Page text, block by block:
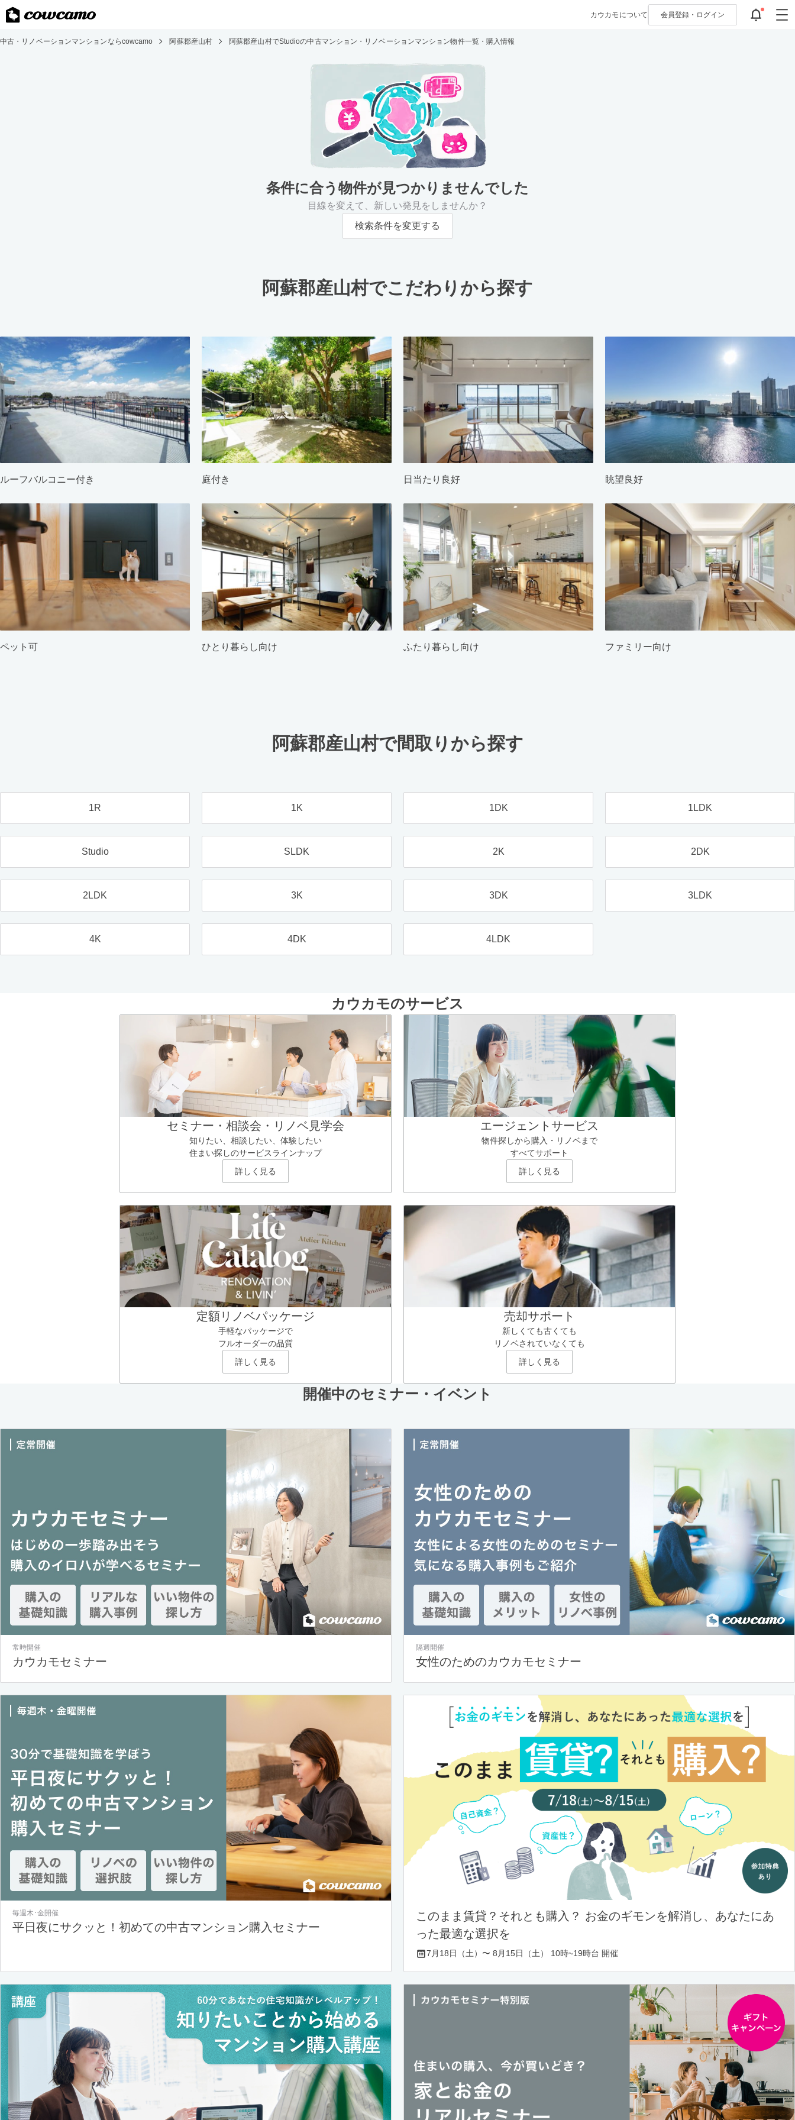
カウカモについて 会員登録・ ログイン
中古・リノベーションマンションならcowcamo 阿蘇郡産山村 阿蘇郡産山村でStudioの中古マンション・リノベーションマンション物件一覧・購入情報
条件に合う物件が見つかりませんでした
目線を変えて、新しい発見をしませんか？
検索条件を変更する
阿蘇郡産山村でこだわりから探す
ルーフバルコニー付き 庭付き 日当たり良好 眺望良好
ペット可 ひとり暮らし向け ふたり暮らし向け ファミリー向け
阿蘇郡産山村で間取りから探す
1R 1K 1DK 1LDK
Studio SLDK 2K 2DK
2LDK 3K 3DK 3LDK
4K 4DK 4LDK
カウカモのサービス
セミナー・相談会・リノベ見学会
知りたい、相談したい、体験したい
住まい探しのサービスラインナップ
詳しく見る
エージェントサービス
物件探しから購入・リノベまで
すべてサポート
詳しく見る
定額リノベパッケージ
手軽なパッケージで
フルオーダーの品質
詳しく見る
売却サポート
新しくても古くても
リノベされていなくても
詳しく見る
開催中のセミナー・イベント
常時開催
カウカモセミナー
隔週開催
女性のためのカウカモセミナー
毎週木･金開催
平日夜にサクッと！初めての中古マンション購入セミナー
このまま賃貸？それとも購入？ お金のギモンを解消し、あなたにあ
った最適な選択を
7月18日（土）〜 8月15日（土） 10時~19時台 開催